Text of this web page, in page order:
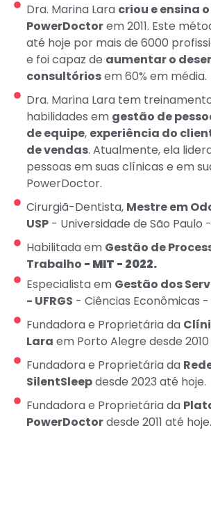
Dra. Marina Lara criou e ensina
PowerDoctorem 2011. Este
até hoje por mais de 6000
e foi capaz de aumentar o
consultóriosem 60% em média.
Dra. Marina Lara tem
habilidades em gestão de
de equipe, experiência do
de vendas. Atualmente, ela
pessoas em suas clínicas e em
PowerDoctor.
Cirurgiã-Dentista, Mestre em
USP- Universidade de São Paulo -
Habilitada em Gestão de
Trabalho - MIT - 2022.
Especialista em Gestão dos
- UFRGS - Ciências Econômicas -
Fundadora e Proprietária da
Lara em Porto Alegre desde
Fundadora e Proprietária da
SilentSleepdesde 2023 até hoje.
Fundadora e Proprietária da
PowerDoctordesde 2011 até hoje.